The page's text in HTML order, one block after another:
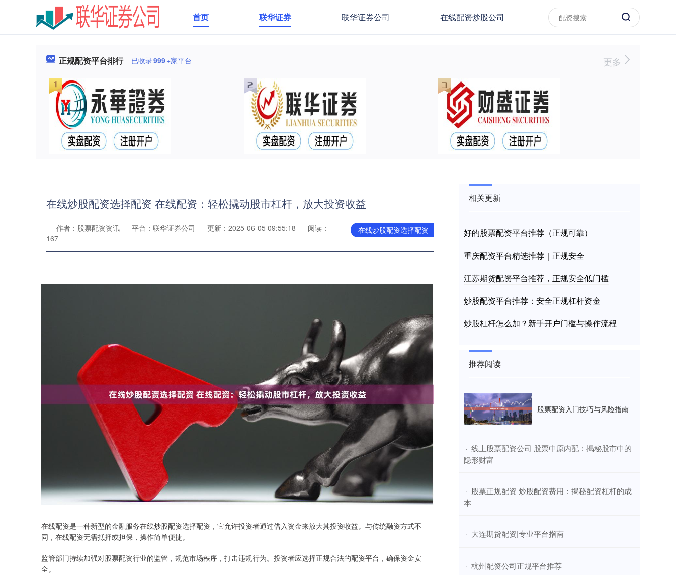
首页 联华证券 联华证券公司 在线配资炒股公司
正规配资平台排行 已收录999+家平台 更多
在线炒股配资选择配资 在线配资：轻松撬动股市杠杆，放大投资收益
在线炒股配资选择配资
作者：股票配资资讯 平台：联华证券公司 更新：2025-06-05 09:55:18
阅读：
167
在线配资是一种新型的金融服务在线炒股配资选择配资，它允许投资者通过借入资金来放大其投资收益。与传统融资方式不
同，在线配资无需抵押或担保，操作简单便捷。
监管部门持续加强对股票配资行业的监管，规范市场秩序，打击违规行为。投资者应选择正规合法的配资平台，确保资金安
全。
相关更新
好的股票配资平台推荐（正规可靠）
重庆配资平台精选推荐｜正规安全
江苏期货配资平台推荐，正规安全低门槛
炒股配资平台推荐：安全正规杠杆资金
炒股杠杆怎么加？新手开户门槛与操作流程
推荐阅读
股票配资入门技巧与风险指南
· ​线上股票配资公司 股票中原内配：揭秘股市中的
隐形财富
· ​股票正规配资 炒股配资费用：揭秘配资杠杆的成
本
· ​大连期货配资|专业平台指南
· ​杭州配资公司正规平台推荐